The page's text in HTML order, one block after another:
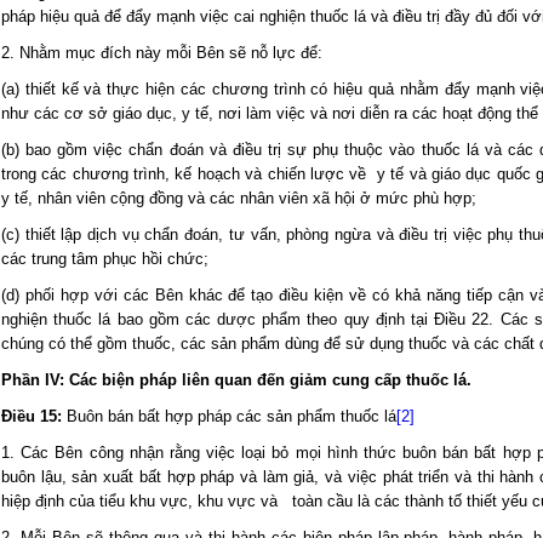
pháp hiệu quả để đẩy mạnh việc cai nghiện thuốc lá và điều trị đầy đủ đối
2. Nhằm mục đích này mỗi Bên sẽ nỗ lực để:
(a) thiết kế và thực hiện các chương trình có hiệu quả nhằm đẩy mạnh
như các cơ sở giáo dục, y tế, nơi làm việc và nơi diễn ra các hoạt động thể
(b) bao gồm việc chẩn đoán và điều trị sự phụ thuộc vào thuốc lá và
trong các chương trình, kế hoạch và chiến lược về y tế và giáo dục quốc
y tế, nhân viên cộng đồng và các nhân viên xã hội ở mức phù hợp;
(c) thiết lập dịch vụ chẩn đoán, tư vấn, phòng ngừa và điều trị việc phụ
các trung tâm phục hồi chức;
(d) phối hợp với các Bên khác để tạo điều kiện về có khả năng tiếp cận
nghiện thuốc lá bao gồm các dược phẩm theo quy định tại Điều 22. Các
chúng có thể gồm thuốc, các sản phẩm dùng để sử dụng thuốc và các
Phần IV: Các biện pháp liên quan đến giảm cung cấp thuốc lá.
Điều 15: Buôn bán bất hợp pháp các sản phẩm thuốc lá[2]
1. Các Bên công nhận rằng việc loại bỏ mọi hình thức buôn bán bất hợp
buôn lậu, sản xuất bất hợp pháp và làm giả, và việc phát triển và thi hành
hiệp định của tiểu khu vực, khu vực và toàn cầu là các thành tố thiết yếu